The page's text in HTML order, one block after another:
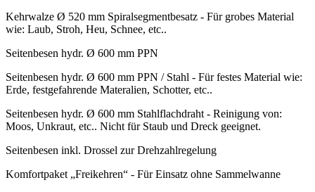
Kehrwalze Ø 520 mm Spiralsegmentbesatz - Für grobes Material
wie: Laub, Stroh, Heu, Schnee, etc..
Seitenbesen hydr. Ø 600 mm PPN
Seitenbesen hydr. Ø 600 mm PPN / Stahl - Für festes Material wie:
Erde, festgefahrende Materalien, Schotter, etc..
Seitenbesen hydr. Ø 600 mm Stahlflachdraht - Reinigung von:
Moos, Unkraut, etc.. Nicht für Staub und Dreck geeignet.
Seitenbesen inkl. Drossel zur Drehzahlregelung
Komfortpaket „Freikehren“ - Für Einsatz ohne Sammelwanne